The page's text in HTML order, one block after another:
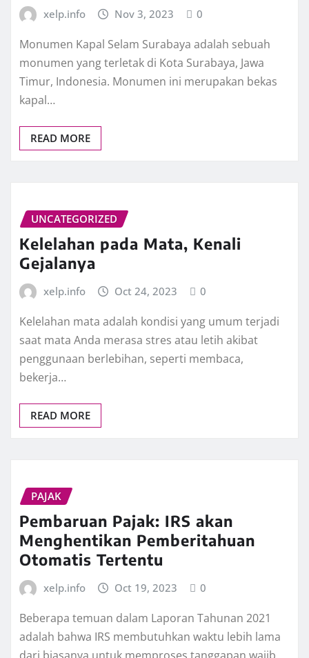
xelp.info Nov 3, 2023 0
Monumen Kapal Selam Surabaya adalah sebuah
monumen yang terletak di Kota Surabaya, Jawa
Timur, Indonesia. Monumen ini merupakan bekas
kapal…
READ MORE
UNCATEGORIZED
Kelelahan pada Mata, Kenali
Gejalanya
xelp.info Oct 24, 2023 0
Kelelahan mata adalah kondisi yang umum terjadi
saat mata Anda merasa stres atau letih akibat
penggunaan berlebihan, seperti membaca,
bekerja…
READ MORE
PAJAK
Pembaruan Pajak: IRS akan
Menghentikan Pemberitahuan
Otomatis Tertentu
xelp.info Oct 19, 2023 0
Beberapa temuan dalam Laporan Tahunan 2021
adalah bahwa IRS membutuhkan waktu lebih lama